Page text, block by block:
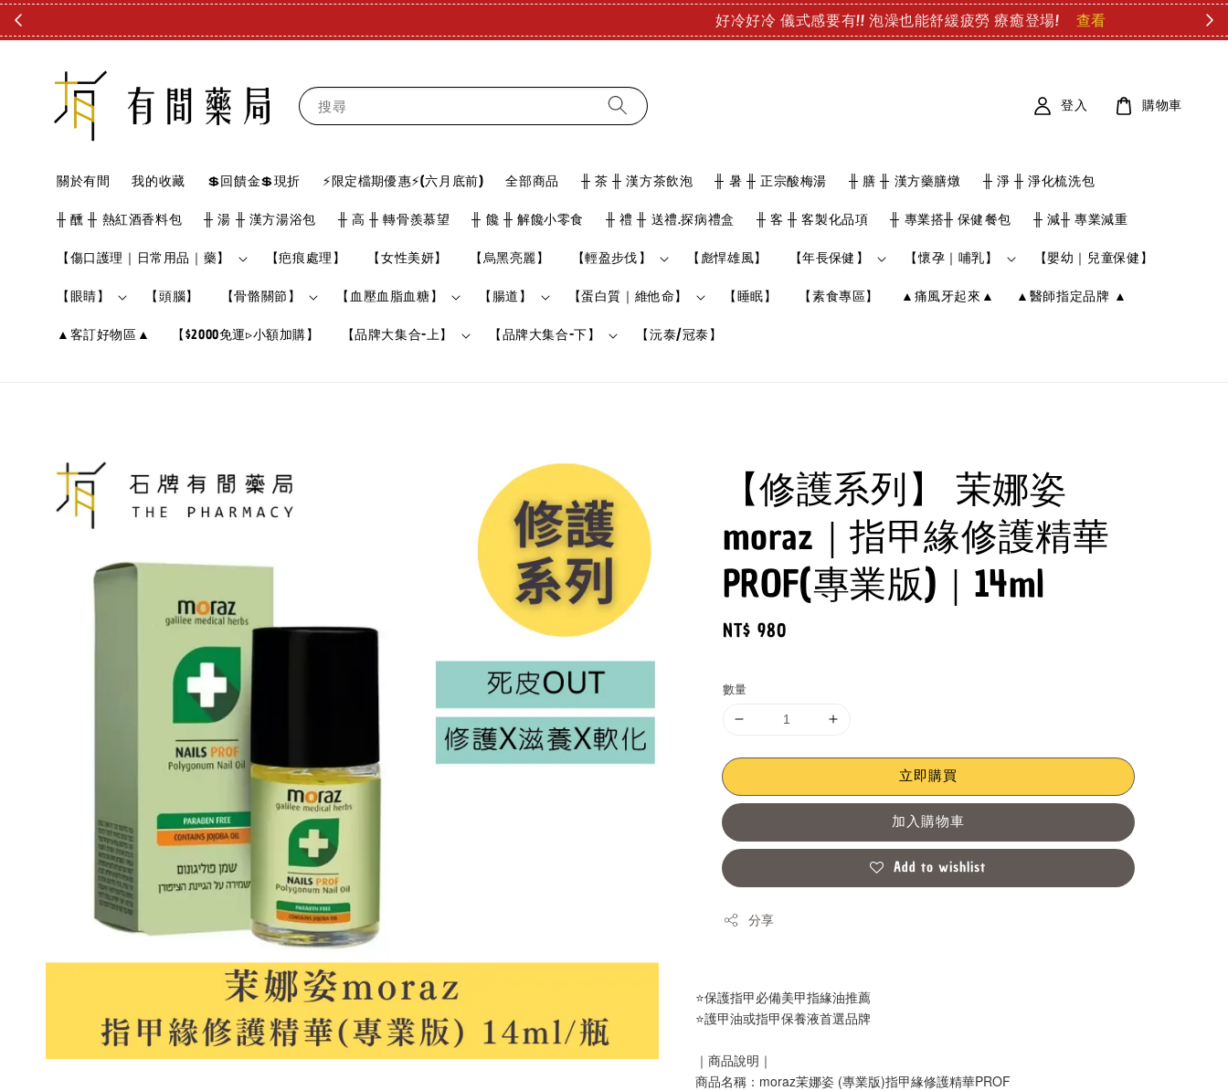
好冷好冷 儀式感要有!! 泡澡也能舒緩疲勞 療癒登場! 查看
搜尋
關於有間 我的收藏 💲回饋金💲現折 ⚡限定檔期優惠⚡(六月底前) 全部商品 ╫ 茶 ╫ 漢方茶飲泡 ╫ 暑 ╫ 正宗酸梅湯 ╫ 膳 ╫ 漢方藥膳燉 ╫ 淨 ╫ 淨化梳洗包
╫ 醺 ╫ 熱紅酒香料包 ╫ 湯 ╫ 漢方湯浴包 ╫ 高 ╫ 轉骨羨慕望 ╫ 饞 ╫ 解饞小零食 ╫ 禮 ╫ 送禮.探病禮盒 ╫ 客 ╫ 客製化品項 ╫ 專業搭╫ 保健餐包 ╫ 減╫ 專業減重
【傷口護理｜日常用品｜藥】 【疤痕處理】 【女性美妍】 【烏黑亮麗】 【輕盈步伐】 【彪悍雄風】 【年長保健】 【懷孕｜哺乳】 【嬰幼｜兒童保健】
【眼睛】 【頭腦】 【骨骼關節】 【血壓血脂血糖】 【腸道】 【蛋白質｜維他命】 【睡眠】 【素食專區】 ▲痛風牙起來▲ ▲醫師指定品牌 ▲
▲客訂好物區▲ 【$2000免運▹小額加購】 【品牌大集合-上】 【品牌大集合-下】 【沅泰/冠泰】
登入 購物車
【修護系列】 茉娜姿
moraz｜指甲緣修護精華
PROF(專業版)｜14ml
Regular
NT$ 980
數量
立即購買
加入購物車
Add to wishlist
分享
⭐保護指甲必備美甲指緣油推薦
⭐護甲油或指甲保養液首選品牌
｜商品說明｜
商品名稱：moraz茉娜姿 (專業版)指甲緣修護精華PROF